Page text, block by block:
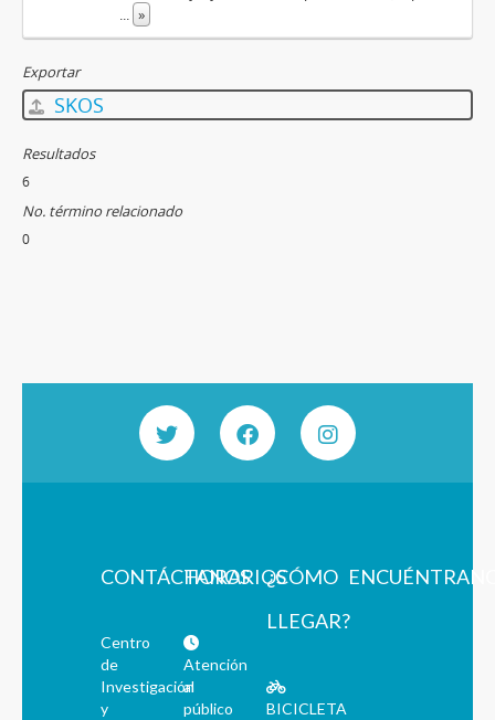
... »
Exportar
SKOS
Resultados
6
No. término relacionado
0
CONTÁCTANOS
Centro
de
Investigación
y
HORARIOS
Atención
al
público
¿CÓMO
LLEGAR?
BICICLETA